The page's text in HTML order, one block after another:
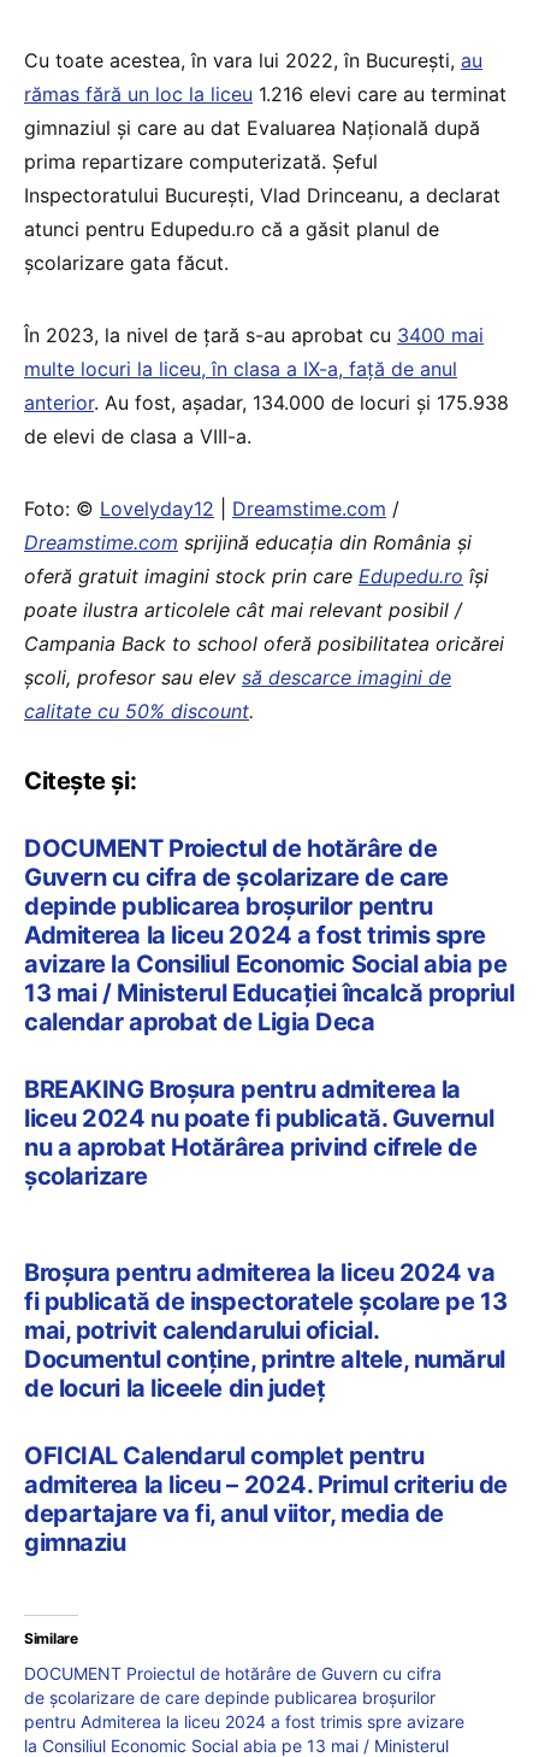
Cu toate acestea, în vara lui 2022, în București, au
rămas fără un loc la liceu 1.216 elevi care au terminat
gimnaziul și care au dat Evaluarea Națională după
prima repartizare computerizată. Șeful
Inspectoratului București, Vlad Drinceanu, a declarat
atunci pentru Edupedu.ro că a găsit planul de
școlarizare gata făcut.
În 2023, la nivel de țară s-au aprobat cu 3400 mai
multe locuri la liceu, în clasa a IX-a, față de anul
anterior. Au fost, așadar, 134.000 de locuri și 175.938
de elevi de clasa a VIII-a.
Foto: © Lovelyday12 Dreamstime.com /
Dreamstime.com sprijină educaţia din România şi
oferă gratuit imagini stock prin care Edupedu.ro îşi
poate ilustra articolele cât mai relevant posibil /
Campania Back to school oferă posibilitatea oricărei
școli, profesor sau elev să descarce imagini de
calitate cu 50% discount.
Citește și:
DOCUMENT Proiectul de hotărâre de
Guvern cu cifra de școlarizare de care
depinde publicarea broșurilor pentru
Admiterea la liceu 2024 a fost trimis spre
avizare la Consiliul Economic Social abia pe
13 mai / Ministerul Educației încalcă propriul
calendar aprobat de Ligia Deca
BREAKING Broșura pentru admiterea la
liceu 2024 nu poate fi publicată. Guvernul
nu a aprobat Hotărârea privind cifrele de
școlarizare
Broșura pentru admiterea la liceu 2024 va
fi publicată de inspectoratele școlare pe 13
mai, potrivit calendarului oficial.
Documentul conține, printre altele, numărul
de locuri la liceele din județ
OFICIAL Calendarul complet pentru
admiterea la liceu – 2024. Primul criteriu de
departajare va fi, anul viitor, media de
gimnaziu
Similare
DOCUMENT Proiectul de hotărâre de Guvern cu cifra
de școlarizare de care depinde publicarea broșurilor
pentru Admiterea la liceu 2024 a fost trimis spre avizare
la Consiliul Economic Social abia pe 13 mai / Ministerul